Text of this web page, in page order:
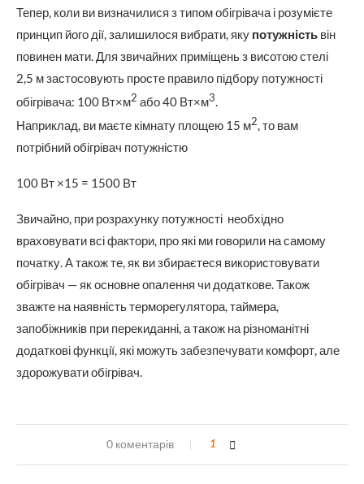
Тепер, коли ви визначилися з типом обігрівача і розумієте
принцип його дії, залишилося вибрати, яку потужність він
повинен мати. Для звичайних приміщень з висотою стелі
2,5 м застосовують просте правило підбору потужності
обігрівача: 100 Вт×м2 або 40 Вт×м3.
Наприклад, ви маєте кімнату площею 15 м2, то вам
потрібний обігрівач потужністю
100 Вт ×15 = 1500 Вт
Звичайно, при розрахунку потужності необхідно
враховувати всі фактори, про які ми говорили на самому
початку. А також те, як ви збираєтеся використовувати
обігрівач — як основне опалення чи додаткове. Також
зважте на наявність терморегулятора, таймера,
запобіжників при перекиданні, а також на різноманітні
додаткові функції, які можуть забезпечувати комфорт, але
здорожувати обігрівач.
0 коментарів 1